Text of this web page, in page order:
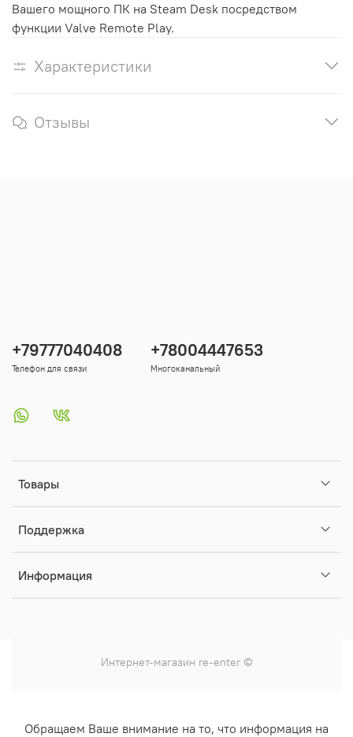
Вашего мощного ПК на Steam Desk посредством
функции Valve Remote Play.
Характеристики
Отзывы
Товары
Поддержка
Информация
+79777040408
Телефон для связи
+78004447653
Многоканальный
Интернет-магазин re-enter ©
Обращаем Ваше внимание на то, что информация на